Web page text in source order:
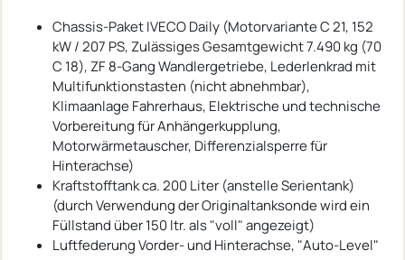
Chassis-Paket IVECO Daily (Motorvariante C 21, 152
kW / 207 PS, Zulässiges Gesamtgewicht 7.490 kg (70
C 18), ZF 8-Gang Wandlergetriebe, Lederlenkrad mit
Multifunktionstasten (nicht abnehmbar),
Klimaanlage Fahrerhaus, Elektrische und technische
Vorbereitung für Anhängerkupplung,
Motorwärmetauscher, Differenzialsperre für
Hinterachse)
Kraftstofftank ca. 200 Liter (anstelle Serientank)
(durch Verwendung der Originaltanksonde wird ein
Füllstand über 150 ltr. als "voll" angezeigt)
Luftfederung Vorder- und Hinterachse, "Auto-Level"